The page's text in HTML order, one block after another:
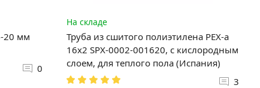
20 мм
0
На складе
Труба из сшитого полиэтилена PEX-a
16х2 SPX-0002-001620, с кислородным
слоем, для теплого пола (Испания)
3